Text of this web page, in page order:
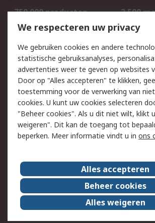
750.000 producten
2.500
Bestellen
Track & Trace
Wettelijk
Cookiebeleid
Email
Privacybeleid
Algemene
verkoopvoorwaarden
Over RS
RS Group
Over ons
RS wereldwijd
Werken
ESG
We respecteren uw privacy
We gebruiken cookies en andere
statistische gebruiksanalyses,
advertenties weer te geven op websites
Door op "Alles accepteren" te klikken,
toestemming voor de verwerking van
cookies. U kunt uw cookies selecteren
"Beheer cookies". Als u dit niet wilt, klikt
weigeren". Dit kan de toegang tot
beperken. Meer informatie vindt u in ons
Alles accepteren
Beheer cookies
Alles weigeren